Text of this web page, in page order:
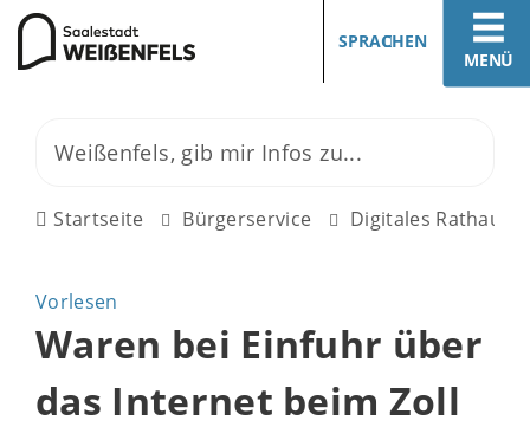
MENÜ
SPRACHEN
Startseite Bürgerservice Digitales Rathaus
Vorlesen
Waren bei Einfuhr über
das Internet beim Zoll